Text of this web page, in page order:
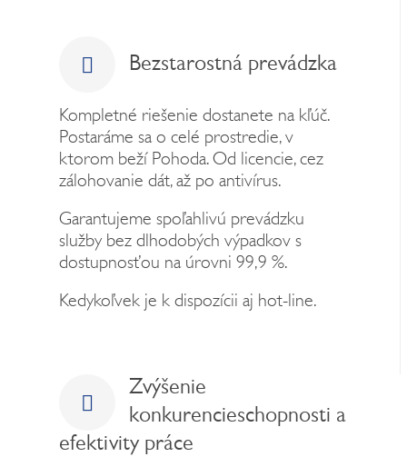
Bezstarostná prevádzka
Kompletné riešenie dostanete na kľúč.
Postaráme sa o celé prostredie, v
ktorom beží Pohoda. Od licencie, cez
zálohovanie dát, až po antivírus.
Garantujeme spoľahlivú prevádzku
služby bez dlhodobých výpadkov s
dostupnosťou na úrovni 99,9 %.
Kedykoľvek je k dispozícii aj hot-line.
Zvýšenie
konkurencieschopnosti a
efektivity práce